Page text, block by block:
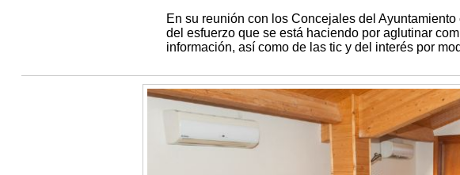
En su reunión con los Concejales del
del esfuerzo que se está haciendo por aglutinar
información, así como de las tic y del interés por